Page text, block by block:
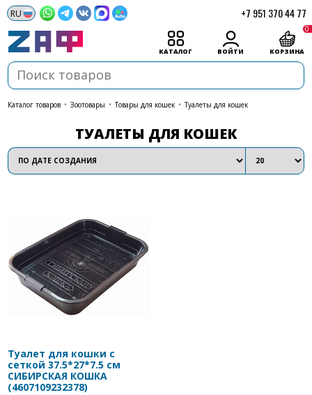
+7 951 370 44 77
КАТАЛОГ ВОЙТИ КОРЗИНА
0
каталог товаров • Зоотовары • Товары для кошек • Туалеты для кошек
ТУАЛЕТЫ ДЛЯ КОШЕК
Туалет для кошки с
сеткой 37.5*27*7.5 см
СИБИРСКАЯ КОШКА
(4607109232378)